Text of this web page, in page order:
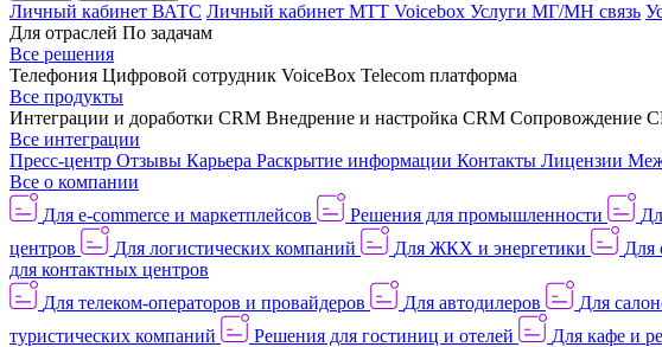
Личный кабинет ВАТС Личный кабинет МТТ Voicebox Услуги МГ/МН связь
Для отраслей По задачам
Все решения
Телефония Цифровой сотрудник VoiceBox Telecom платформа
Все продукты
Интеграции и доработки CRM Внедрение и настройка CRM Сопровождение
Все интеграции
Пресс-центр Отзывы Карьера Раскрытие информации Контакты Лицензии
Все о компании
Для e-commerce и маркетплейсов
Решения для промышленности
центров
Для логистических компаний Для ЖКХ и энергетики Для
для контактных центров
Для телеком-операторов и провайдеров
Для автодилеров Для
туристических компаний
Решения для гостиниц и отелей Для кафе и